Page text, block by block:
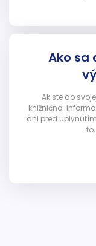
Ako sa
Ak ste do
knižnično-
dni pred